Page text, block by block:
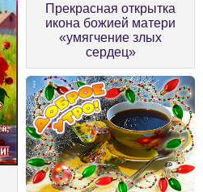
Прекрасная открытка
икона божией матери
«умягчение злых
сердец»